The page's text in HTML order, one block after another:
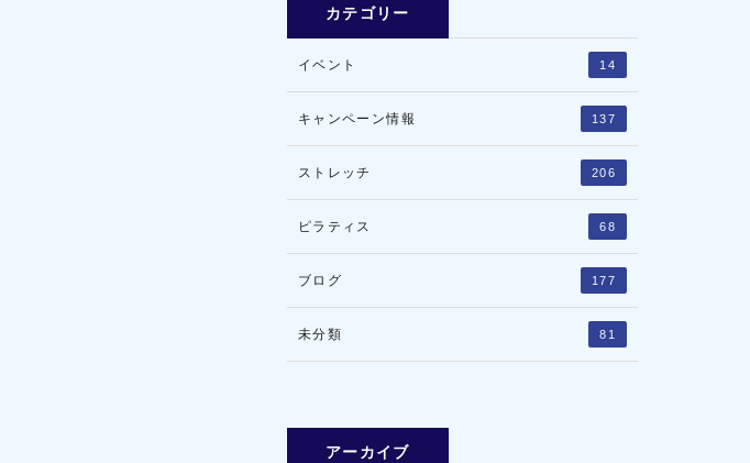
カテゴリー
イベント 14
キャンペーン情報 137
ストレッチ 206
ピラティス 68
ブログ 177
未分類 81
アーカイブ